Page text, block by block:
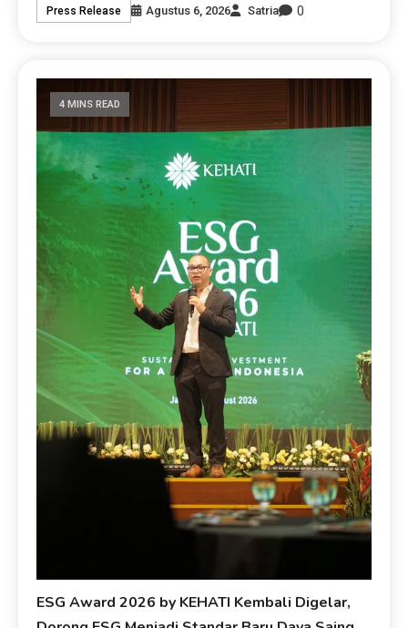
Press Release Agustus 6, 2026 Satria 0
4 MINS READ
ESG Award 2026 by KEHATI Kembali Digelar,